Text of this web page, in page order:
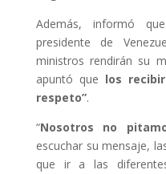
Además, informó
presidente de
ministros rendirán su
apuntó que los
respeto”.
“Nosotros no
escuchar su mensaje,
que ir a las